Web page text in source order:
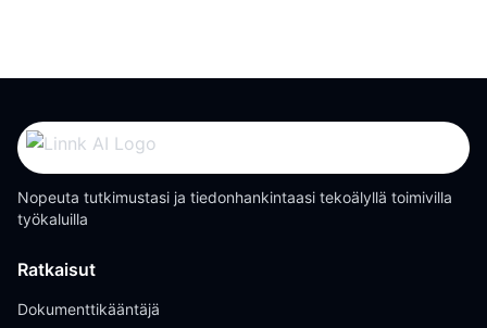
Nopeuta tutkimustasi ja tiedonhankintaasi tekoälyllä toimivilla
työkaluilla
Ratkaisut
Dokumenttikääntäjä